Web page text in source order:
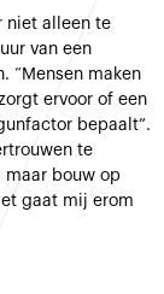
niet alleen te
van een
“Mensen maken
ervoor of een
bepaalt”.
te
maar bouw op
gaat mij erom